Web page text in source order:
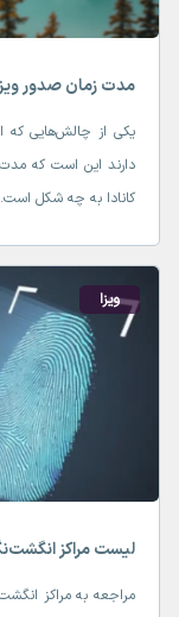
مدت زمان صدور ویزای
یکی از چالش‌هایی که
دارند این است که
کانادا به چه شکل است.
ویزا
لیست مراکز
مراجعه به مراکز